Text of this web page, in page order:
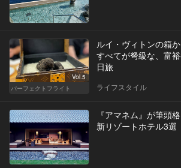
Vol.5
パーフェクトフライト
ルイ・ヴィトンの箱
すべてが弩級な、富
日旅
ライフスタイル
『アマネム』が筆頭
新リゾートホテル3選